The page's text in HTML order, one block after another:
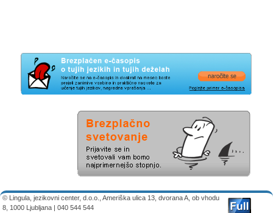
© Lingula, jezikovni center, d.o.o., Ameriška ulica 13, dvorana A, ob vhodu
8, 1000 Ljubljana | 040 544 544